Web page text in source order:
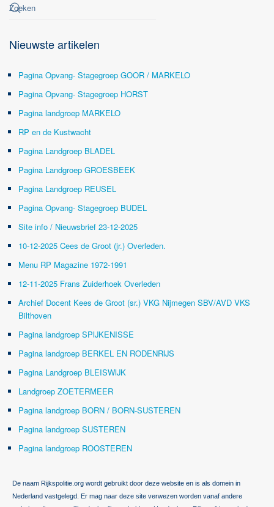
Nieuwste artikelen
Pagina Opvang- Stagegroep GOOR / MARKELO
Pagina Opvang- Stagegroep HORST
Pagina landgroep MARKELO
RP en de Kustwacht
Pagina Landgroep BLADEL
Pagina Landgroep GROESBEEK
Pagina Landgroep REUSEL
Pagina Opvang- Stagegroep BUDEL
Site info / Nieuwsbrief 23-12-2025
10-12-2025 Cees de Groot (jr.) Overleden.
Menu RP Magazine 1972-1991
12-11-2025 Frans Zuiderhoek Overleden
Archief Docent Kees de Groot (sr.) VKG Nijmegen SBV/AVD VKS
Bilthoven
Pagina landgroep SPIJKENISSE
Pagina landgroep BERKEL EN RODENRIJS
Pagina Landgroep BLEISWIJK
Landgroep ZOETERMEER
Pagina landgroep BORN / BORN-SUSTEREN
Pagina landgroep SUSTEREN
Pagina landgroep ROOSTEREN
De naam Rijkspolitie.org wordt gebruikt door deze website en is als domein in
Nederland vastgelegd. Er mag naar deze site verwezen worden vanaf andere